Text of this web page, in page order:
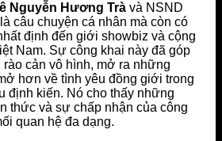
Nguyễn Hương Trà và NSND
câu chuyện cá nhân mà còn có
định đến giới showbiz và cộng
Nam. Sự công khai này đã góp
cản vô hình, mở ra những
hơn về tình yêu đồng giới trong
định kiến. Nó cho thấy những
thức và sự chấp nhận của công
quan hệ đa dạng.